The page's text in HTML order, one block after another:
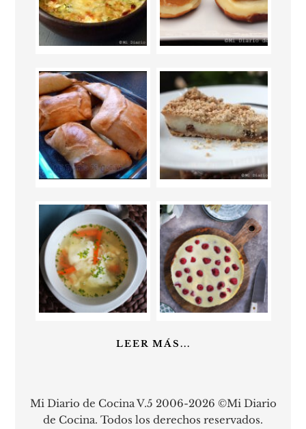
LEER MÁS...
Mi Diario de Cocina V.5 2006-2026 ©Mi Diario
de Cocina. Todos los derechos reservados.